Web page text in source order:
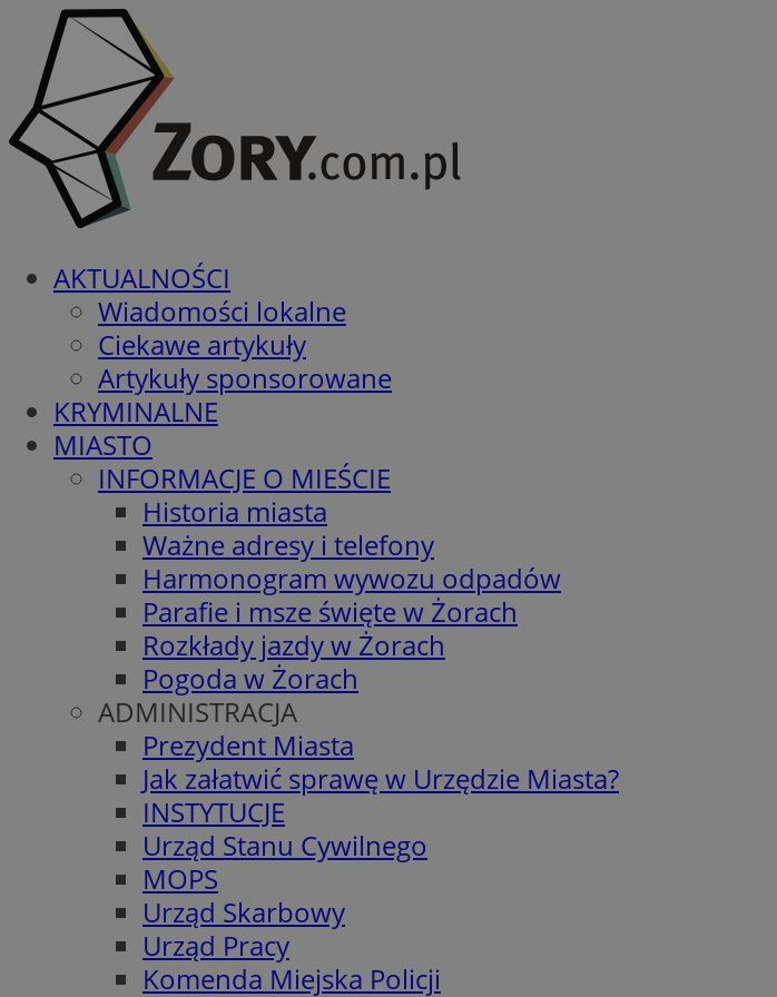
AKTUALNOŚCI
Wiadomości lokalne
Ciekawe artykuły
Artykuły sponsorowane
KRYMINALNE
MIASTO
INFORMACJE O MIEŚCIE
Historia miasta
Ważne adresy i telefony
Harmonogram wywozu odpadów
Parafie i msze święte w Żorach
Rozkłady jazdy w Żorach
Pogoda w Żorach
ADMINISTRACJA
Prezydent Miasta
Jak załatwić sprawę w Urzędzie Miasta?
INSTYTUCJE
Urząd Stanu Cywilnego
MOPS
Urząd Skarbowy
Urząd Pracy
Komenda Miejska Policji